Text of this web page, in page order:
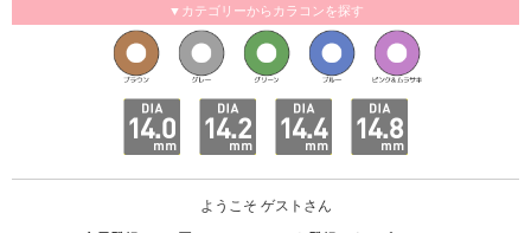
▼カテゴリーからカラコンを探す
ようこそ ゲストさん